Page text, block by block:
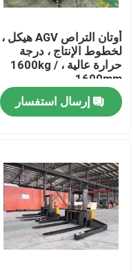
بيت
أشرطة فيديو
معلومات عنا
أوتان التراص AGV هيكل ،
لخطوط الإنتاج ، درجة
حرارة عالية ، 1600kg /
1600mm
إرسال استفسار